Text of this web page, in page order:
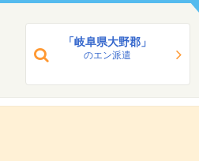
「岐阜県大野郡」
のエン派遣